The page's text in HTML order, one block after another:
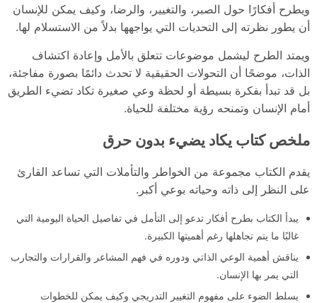
ويطرح أفكارًا حول الصبر، والتغيير، والرضا، وكيف يمكن للإنسان
أن يطور نظرته إلى التحديات التي يواجهها بدلاً من الاستسلام لها.
ويمتد الطرح ليشمل موضوعات تتعلق بالأمل وإعادة اكتشاف
الذات، موضحًا أن التحولات الحقيقية لا تحدث دائمًا بصورة مفاجئة،
بل قد تبدأ بفكرة بسيطة أو لحظة وعي صغيرة تكاد تضيء الطريق
أمام الإنسان وتمنحه رؤية مختلفة للحياة.
ملخص كتاب يكاد يضيء بدون حرق
يقدم الكتاب مجموعة من الخواطر والتأملات التي تساعد القارئ
على النظر إلى ذاته وحياته بوعي أكبر.
يبدأ الكتاب بطرح أفكار تدعو إلى التأمل في تفاصيل الحياة اليومية التي
غالبًا ما يتم تجاهلها رغم أهميتها الكبيرة.
يناقش أهمية الوعي الذاتي ودوره في فهم المشاعر والقرارات والتجارب
التي يمر بها الإنسان.
يسلط الضوء على مفهوم التغيير التدريجي وكيف يمكن للخطوات